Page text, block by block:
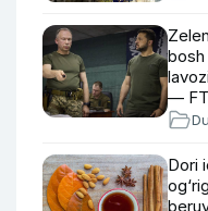
bosh
— FT
Dori